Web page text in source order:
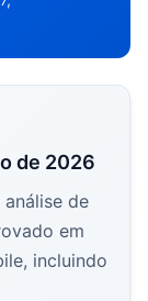
de 2026
de
em
incluindo